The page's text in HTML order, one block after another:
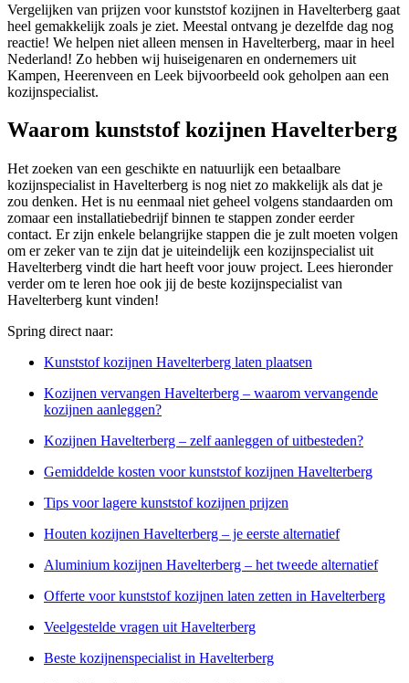
Vergelijken van prijzen voor kunststof kozijnen in Havelterberg gaat
heel gemakkelijk zoals je ziet. Meestal ontvang je dezelfde dag nog
reactie! We helpen niet alleen mensen in Havelterberg, maar in heel
Nederland! Zo hebben wij huiseigenaren en ondernemers uit
Kampen, Heerenveen en Leek bijvoorbeeld ook geholpen aan een
kozijnspecialist.
Waarom kunststof kozijnen Havelterberg
Het zoeken van een geschikte en natuurlijk een betaalbare
kozijnspecialist in Havelterberg is nog niet zo makkelijk als dat je
zou denken. Het is nu eenmaal niet geheel volgens standaarden om
zomaar een installatiebedrijf binnen te stappen zonder eerder
contact. Er zijn enkele belangrijke stappen die je zult moeten volgen
om er zeker van te zijn dat je uiteindelijk een kozijnspecialist uit
Havelterberg vindt die hart heeft voor jouw project. Lees hieronder
verder om te leren hoe ook jij de beste kozijnspecialist van
Havelterberg kunt vinden!
Spring direct naar:
Kunststof kozijnen Havelterberg laten plaatsen
Kozijnen vervangen Havelterberg – waarom vervangende
kozijnen aanleggen?
Kozijnen Havelterberg – zelf aanleggen of uitbesteden?
Gemiddelde kosten voor kunststof kozijnen Havelterberg
Tips voor lagere kunststof kozijnen prijzen
Houten kozijnen Havelterberg – je eerste alternatief
Aluminium kozijnen Havelterberg – het tweede alternatief
Offerte voor kunststof kozijnen laten zetten in Havelterberg
Veelgestelde vragen uit Havelterberg
Beste kozijnenspecialist in Havelterberg